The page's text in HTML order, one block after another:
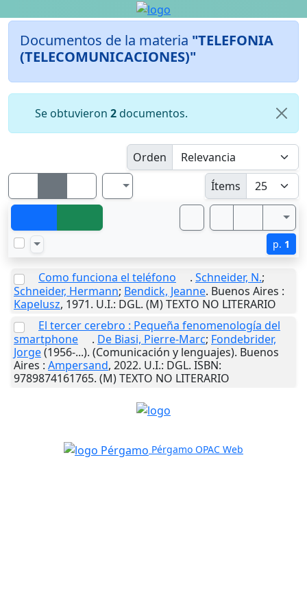
Documentos de la materia "TELEFONIA
(TELECOMUNICACIONES)"
Se obtuvieron 2documentos.
Orden
Ítems
p. 1
Como funciona el teléfono . Schneider, N.;
Schneider, Hermann; Bendick, Jeanne. Buenos Aires :
Kapelusz, 1971. U.I.: DGL. (M) TEXTO NO LITERARIO
El tercer cerebro : Pequeña fenomenología del
smartphone
. De Biasi, Pierre-Marc; Fondebrider,
Jorge(1956-...). (Comunicación y lenguajes). Buenos
Aires : Ampersand, 2022. U.I.: DGL. ISBN:
9789874161765. (M) TEXTO NO LITERARIO
Pérgamo OPAC Web